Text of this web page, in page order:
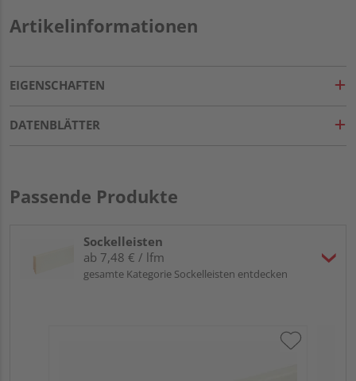
Artikelinformationen
EIGENSCHAFTEN
DATENBLÄTTER
Passende Produkte
Sockelleisten
ab 7,48 € / lfm
gesamte Kategorie Sockelleisten entdecken